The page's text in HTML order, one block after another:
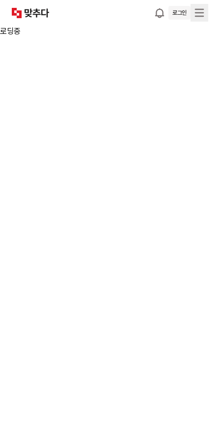
로그인
로딩중